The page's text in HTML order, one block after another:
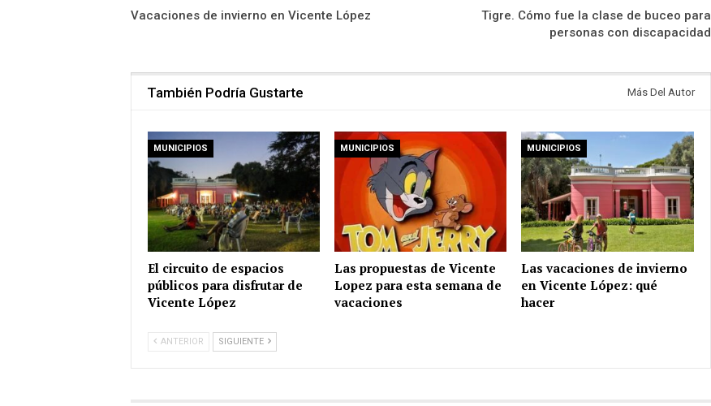
Vacaciones de invierno en Vicente López
Tigre. Cómo fue la clase de buceo para
personas con discapacidad
También Podría Gustarte Más Del Autor
MUNICIPIOS
El circuito de espacios
públicos para disfrutar de
Vicente López
MUNICIPIOS
Las propuestas de Vicente
Lopez para esta semana de
vacaciones
MUNICIPIOS
Las vacaciones de invierno
en Vicente López: qué
hacer
ANTERIOR SIGUIENTE